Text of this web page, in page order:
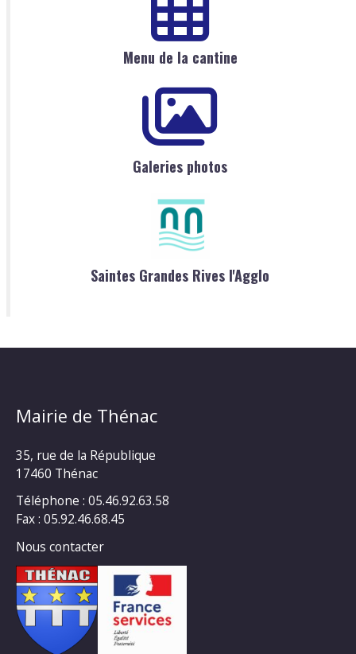
Menu de la cantine
Galeries photos
Saintes Grandes Rives l'Agglo
Mairie de Thénac
35, rue de la République
17460 Thénac
Téléphone : 05.46.92.63.58
Fax : 05.92.46.68.45
Nous contacter